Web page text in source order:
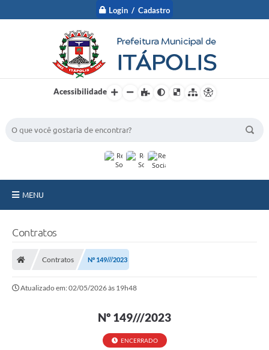
Login / Cadastro
Acessibilidade
MENU
Serviços Online
Contratos
Contratos Nº 149///2023
Atualizado em: 02/05/2026 às 19h48
Nº 149///2023
ENCERRADO